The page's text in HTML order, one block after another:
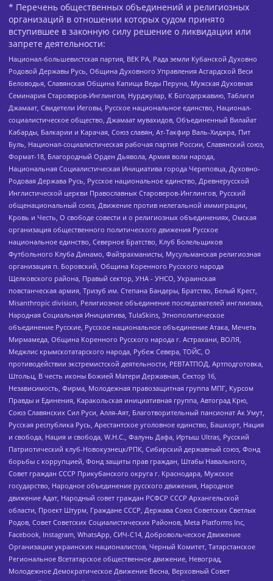
* Перечень общественных объединений и религиозных
организаций в отношении которых судом принято
вступившее в законную силу решение о ликвидации или
запрете деятельности:
Национал-большевистская партия, ВЕК РА, Рада земли Кубанской Духовно
Родовой Державы Русь, Община Духовного Управления Асгардской Веси
Беловодья, Славянская Община Капища Веды Перуна, Мужская Духовная
Семинария Староверов-Инглингов, Нурджулар, К Богодержавию, Таблиги
Джамаат, Свидетели Иеговы, Русское национальное единство, Национал-
социалистическое общество, Джамаат мувахидов, Объединенный Вилайат
Кабарды, Балкарии и Карачая, Союз славян, Ат-Такфир Валь-Хиджра, Пит
Буль, Национал-социалистическая рабочая партия России, Славянский союз,
Формат-18, Благородный Орден Дьявола, Армия воли народа,
Национальная Социалистическая Инициатива города Череповца, Духовно-
Родовая Держава Русь, Русское национальное единство, Древнерусской
Инглистической церкви Православных Староверов-Инглингов, Русский
общенациональный союз, Движение против нелегальной иммиграции,
Кровь и Честь, О свободе совести и о религиозных объединениях, Омская
организация общественного политического движения Русское
национальное единство, Северное Братство, Клуб Болельщиков
Футбольного Клуба Динамо, Файзрахманисты, Мусульманская религиозная
организация п. Боровский, Община Коренного Русского народа
Щелковского района, Правый сектор, УНА - УНСО, Украинская
повстанческая армия, Тризуб им. Степана Бандеры, Братство, Белый Крест,
Misanthropic division, Религиозное объединение последователей инглиизма,
Народная Социальная Инициатива, TulaSkins, Этнополитическое
объединение Русские, Русское национальное объединение Атака, Мечеть
Мирмамеда, Община Коренного Русского народа г. Астрахани, ВОЛЯ,
Меджлис крымскотатарского народа, Рубеж Севера, ТОЙС, О
противодействии экстремистской деятельности, РЕВТАТПОД, Артподготовка,
Штольц, В честь иконы Божией Матери Державная, Сектор 16,
Независимость, Фирма, Молодежная правозащитная группа МПГ, Курсом
Правды и Единения, Каракольская инициативная группа, Автоград Крю,
Союз Славянских Сил Руси, Алля-Аят, Благотворительный пансионат Ак Умут,
Русская республика Русь, Арестантское уголовное единство, Башкорт, Нация
и свобода, Нация и свобода, W.H.С., Фалунь Дафа, Иртыш Ultras, Русский
Патриотический клуб-Новокузнецк/РПК, Сибирский державный союз, Фонд
борьбы с коррупцией, Фонд защиты прав граждан, Штабы Навального,
Совет граждан СССР Прикубанского округа г. Краснодара, Мужское
государство, Народное объединение русского движения, Народное
движение Адат, Народный совет граждан РСФСР СССР Архангельской
области, Проект Штурм, Граждане СССР, Держава Союз Советских Светлых
Родов, Совет Советских Социалистических Районов, Meta Platforms Inc,
Facebook, Instagram, WhatsApp, СИЧ-С14, Добровольческое Движение
Организации украинских националистов, Черный Комитет, Татарстанское
Региональное Всетатарское общественное движение, Невоград,
Молодежное Демократическое Движение Весна, Верховный Совет